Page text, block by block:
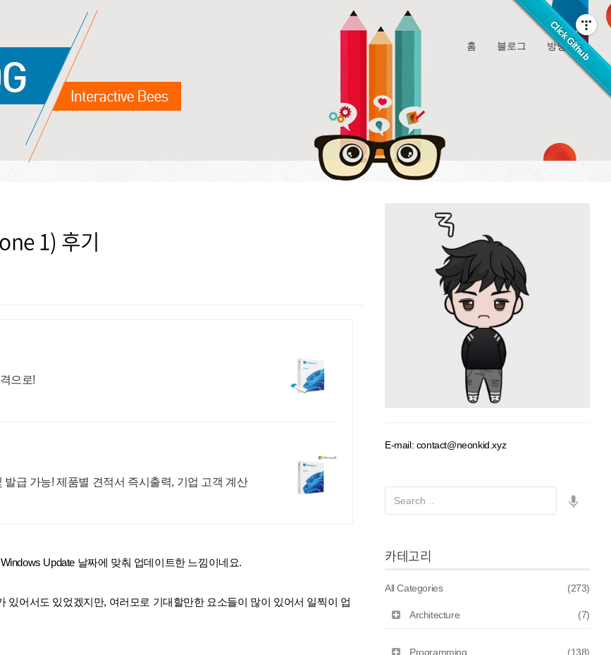
홈 블로그 방명록
1) 후기
으로!
급 가능! 제품별 견적서 즉시출력, 기업 고객 계산
Update 날짜에 맞춰 업데이트한 느낌이네요.
어서도 있었겠지만, 여러모로 기대할만한 요소들이 많이 있어서 일찍이 업
E-mail: contact@neonkid.xyz
카테고리
All Categories (273)
Architecture (7)
Programming (138)